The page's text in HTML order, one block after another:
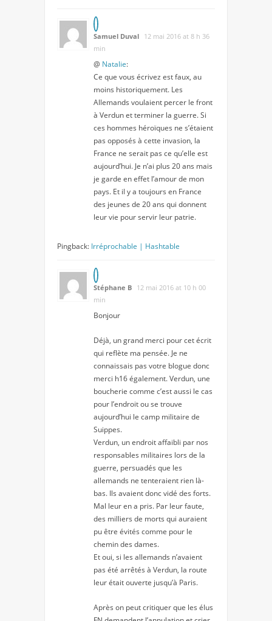
Samuel Duval 12 mai 2016 at 8 h 36
min
@ Natalie:
Ce que vous écrivez est faux, au
moins historiquement. Les
Allemands voulaient percer le front
à Verdun et terminer la guerre. Si
ces hommes héroïques ne s’étaient
pas opposés à cette invasion, la
France ne serait pas ce qu’elle est
aujourd’hui. Je n’ai plus 20 ans mais
je garde en effet l’amour de mon
pays. Et il y a toujours en France
des jeunes de 20 ans qui donnent
leur vie pour servir leur patrie.
Pingback: Irréprochable | Hashtable
Stéphane B 12 mai 2016 at 10 h 00
min
Bonjour
Déjà, un grand merci pour cet écrit
qui reflète ma pensée. Je ne
connaissais pas votre blogue donc
merci h16 également. Verdun, une
boucherie comme c’est aussi le cas
pour l’endroit ou se trouve
aujourd’hui le camp militaire de
Suippes.
Verdun, un endroit affaibli par nos
responsables militaires lors de la
guerre, persuadés que les
allemands ne tenteraient rien là-
bas. Ils avaient donc vidé des forts.
Mal leur en a pris. Par leur faute,
des milliers de morts qui auraient
pu être évités comme pour le
chemin des dames.
Et oui, si les allemands n’avaient
pas été arrêtés à Verdun, la route
leur était ouverte jusqu’à Paris.
Après on peut critiquer que les élus